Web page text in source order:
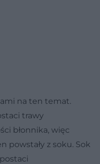
na ten temat.
trawy
błonnika, więc
powstały z soku. Sok